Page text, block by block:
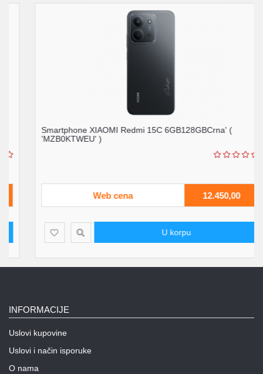
Smartphone XIAOMI Redmi 15C 6GB128GBCrna' (
'MZB0KTWEU' )
Web cena 12.450,00
U korpu
INFORMACIJE
Uslovi kupovine
Uslovi i način isporuke
O nama